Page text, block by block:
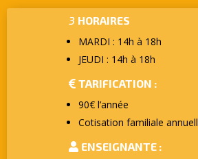
3 HORAIRES
MARDI : 14h à 18h
JEUDI : 14h à 18h
TARIFICATION :
90€ l’année
Cotisation familiale
ENSEIGNANTE :